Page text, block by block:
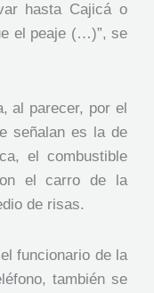
hasta Cajicá o
el peaje (…)”, se
al parecer, por el
señalan es la de
el combustible
el carro de la
de risas.
funcionario de la
también se